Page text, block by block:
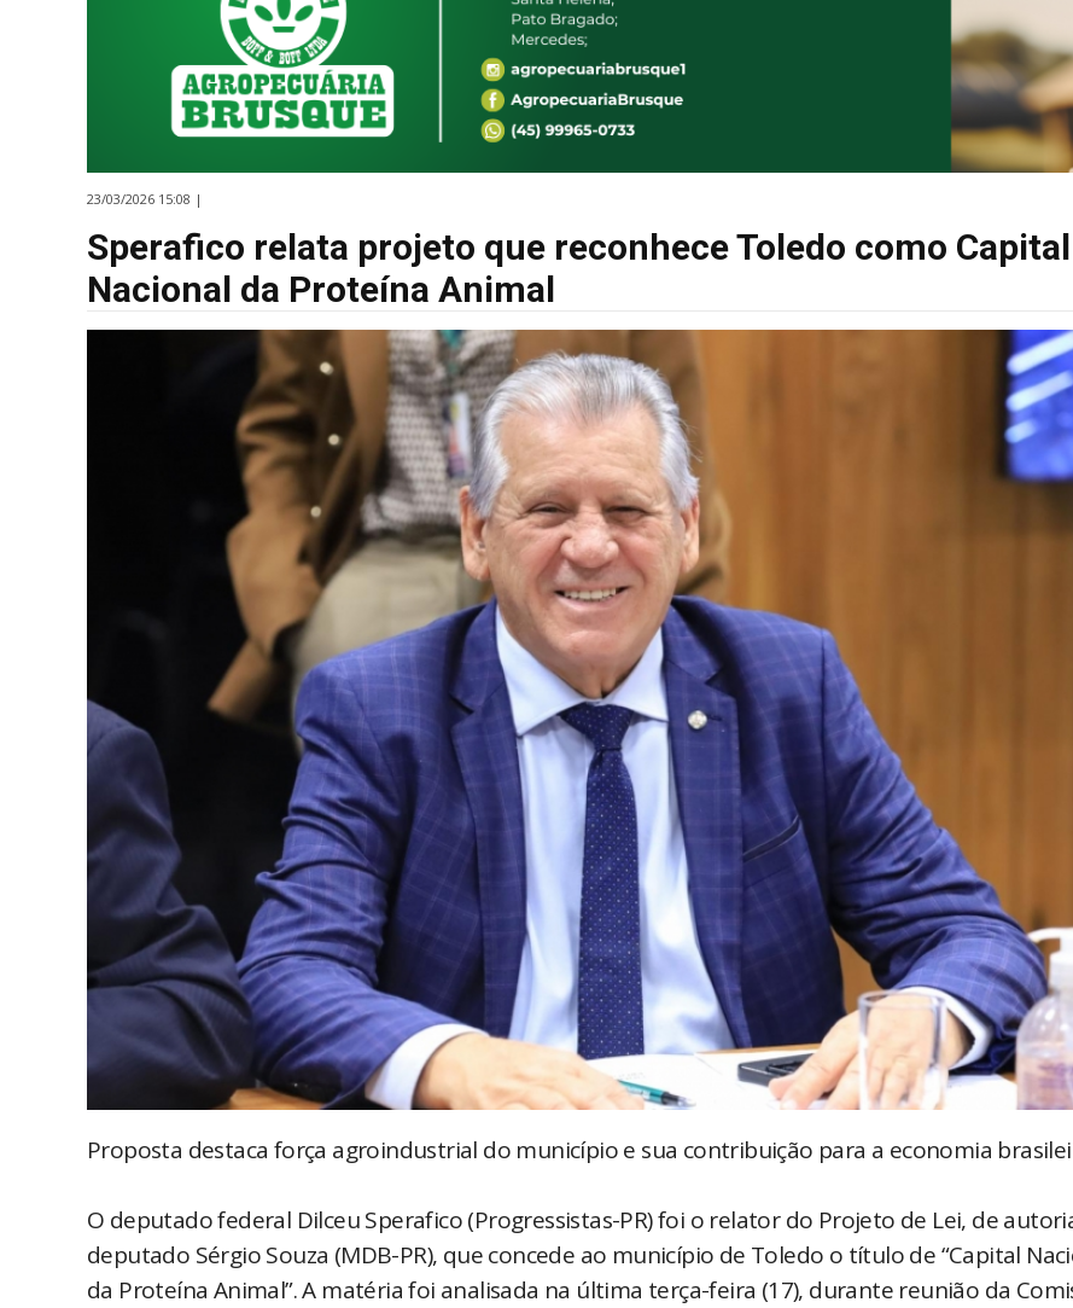
23/03/2026 15:08 |
Sperafico relata projeto que reconhece Toledo como Capital
Nacional da Proteína Animal
Proposta destaca força agroindustrial do município e sua contribuição para a economia
O deputado federal Dilceu Sperafico (Progressistas-PR) foi o relator do Projeto de Lei, de
deputado Sérgio Souza (MDB-PR), que concede ao município de Toledo o título de “Capital
da Proteína Animal”. A matéria foi analisada na última terça-feira (17), durante reunião da